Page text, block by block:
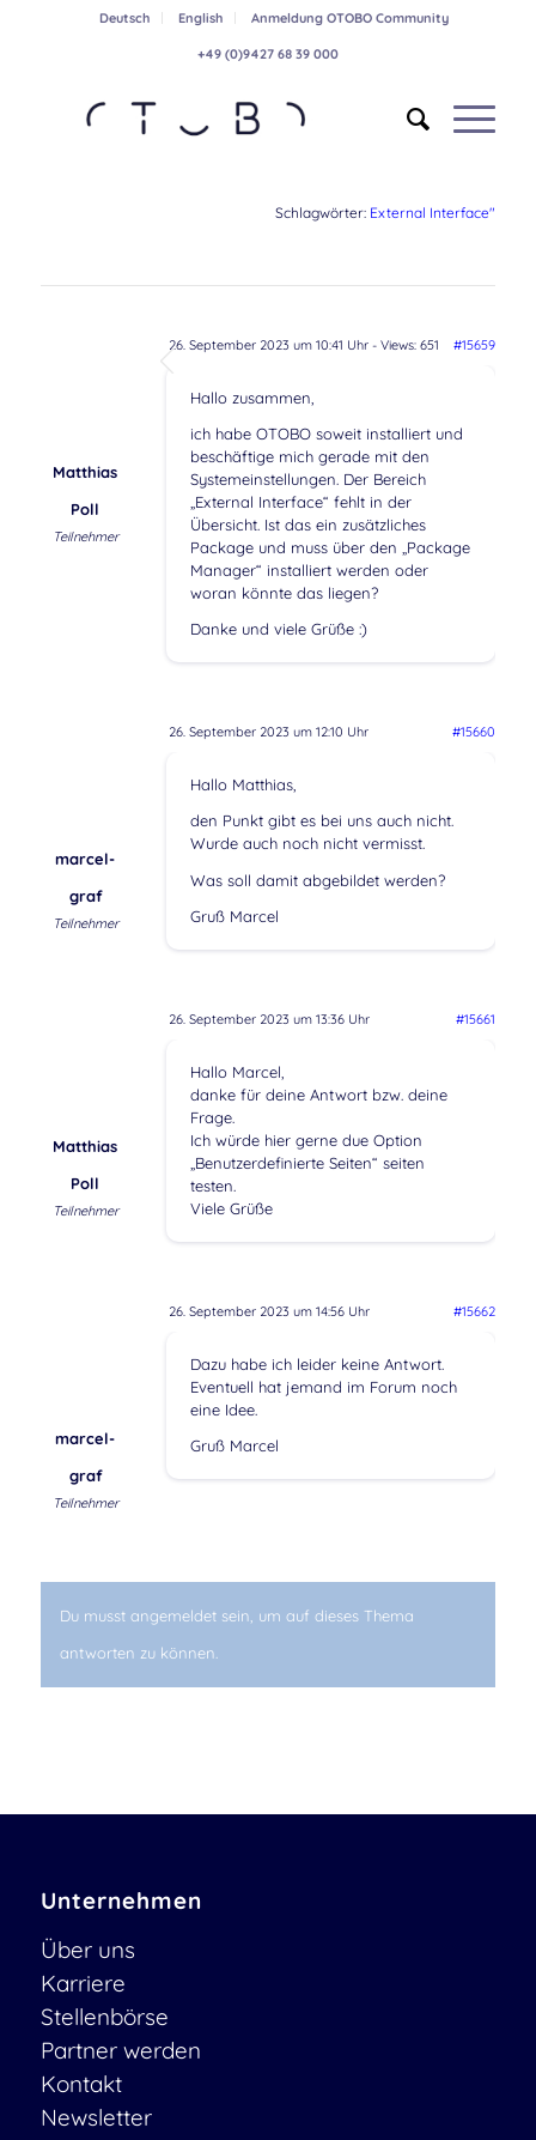
Deutsch English Anmeldung OTOBO Community
+49 (0)9427 68 39 000
Schlagwörter: External Interface"
26. September 2023 um 10:41 Uhr- Views: 651 #15659
Matthias
Poll
Teilnehmer
Hallo zusammen,
ich habe OTOBO soweit installiert und
beschäftige mich gerade mit den
Systemeinstellungen. Der Bereich
„External Interface“ fehlt in der
Übersicht. Ist das ein zusätzliches
Package und muss über den „Package
Manager“ installiert werden oder
woran könnte das liegen?
Danke und viele Grüße :)
26. September 2023 um 12:10 Uhr #15660
marcel-
graf
Teilnehmer
Hallo Matthias,
den Punkt gibt es bei uns auch nicht.
Wurde auch noch nicht vermisst.
Was soll damit abgebildet werden?
Gruß Marcel
26. September 2023 um 13:36 Uhr #15661
Matthias
Poll
Teilnehmer
Hallo Marcel,
danke für deine Antwort bzw. deine
Frage.
Ich würde hier gerne due Option
„Benutzerdefinierte Seiten“ seiten
testen.
Viele Grüße
26. September 2023 um 14:56 Uhr #15662
marcel-
graf
Teilnehmer
Dazu habe ich leider keine Antwort.
Eventuell hat jemand im Forum noch
eine Idee.
Gruß Marcel
Du musst angemeldet sein, um auf dieses Thema
antworten zu können.
Unternehmen
Über uns
Karriere
Stellenbörse
Partner werden
Kontakt
Newsletter